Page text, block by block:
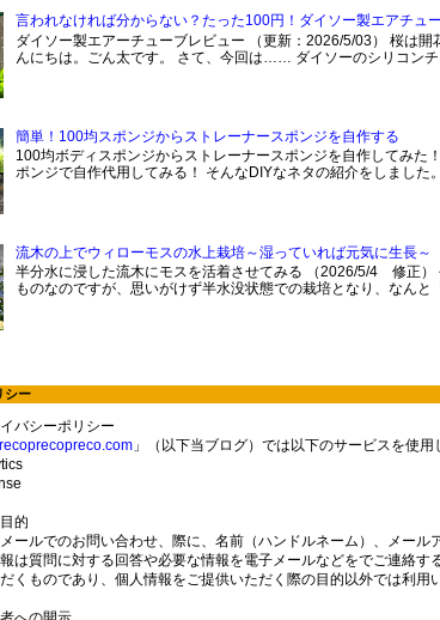
言われなければ分からない？たった100円！ダイソー製エアチュ
ダイソー製エアーチューブレビュー （更新：2026/5/03） 桜は
んにちは。ごん太です。 さて、今回は…… ダイソーのシリコンチ
簡単！100均スポンジからストレーナースポンジを自作する
100均ボディスポンジからストレーナースポンジを自作してみた
ポンジで自作代用してみる！ そんなDIYなネタの紹介をしました
流木の上でウィローモスの水上栽培～湿っていれば元気に生長～
半分水に浸した流木にモスを活着させてみる （2026/5/4 修正）
ものなのですが、思いがけず半水没状態での栽培となり、なん
シー
バシーポリシー
」（以下当ブログ）では以下のサービスを使用
的
ールでのお問い合わせ、際に、名前（ハンドルネーム）、メール
は質問に対する回答や必要な情報を電子メールなどをでご連絡す
くものであり、個人情報をご提供いただく際の目的以外では利用